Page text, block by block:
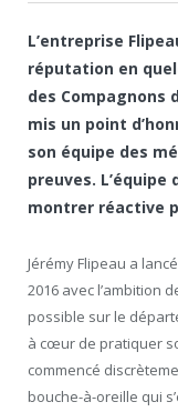
L’entreprise
réputation en
des Compagnons
mis un point
son équipe des
preuves.
montrer réactive
Jérémy Flipeau a
2016 avec l’ambition
possible sur le
à cœur de pratiquer
commencé
bouche-à-oreille qui